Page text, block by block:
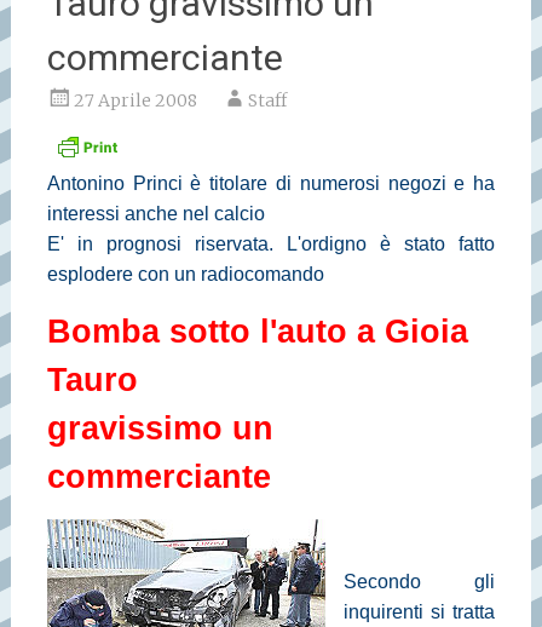
commerciante
27 Aprile 2008 Staff
Antonino Princi è titolare di numerosi negozi e ha
interessi anche nel calcio
E' in prognosi riservata. L'ordigno è stato fatto
esplodere con un radiocomando
Bomba sotto l'auto a Gioia
Tauro
gravissimo un
commerciante
Secondo gli
inquirenti si tratta